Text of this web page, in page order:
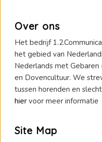
Over ons
Het bedrijf
het gebied van
Nederlands met Gebaren
en Dovencultuur. We
tussen horenden en
hier voor meer informatie
Site Map